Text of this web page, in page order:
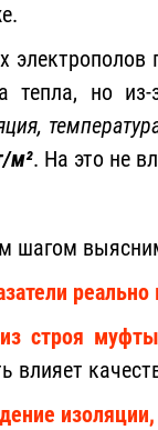
электрополов
тепла, но
м². На это не
шагом
строя муфты
влияет